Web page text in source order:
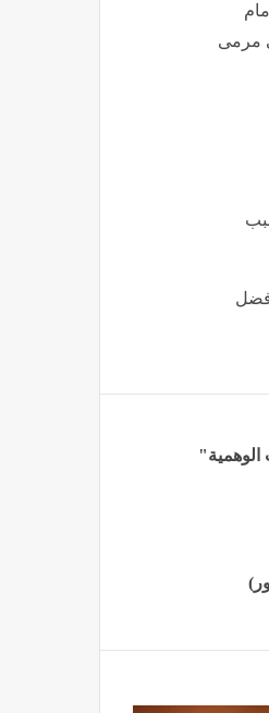
مرمى
الوهمية"